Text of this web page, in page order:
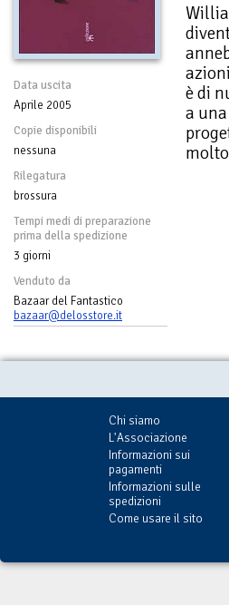
Data uscita
Aprile 2005
Copie disponibili
nessuna
Rilegatura
brossura
Tempi medi di preparazione
prima della spedizione
3 giorni
Venduto da
Bazaar del Fantastico
bazaar@delosstore.it
è di
a
Chi siamo
L'Associazione
Informazioni sui
pagamenti
Informazioni sulle
spedizioni
Come usare il sito